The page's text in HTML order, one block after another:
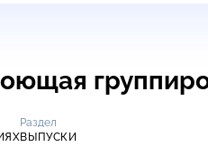
Раздел
ВЫПУСКИ